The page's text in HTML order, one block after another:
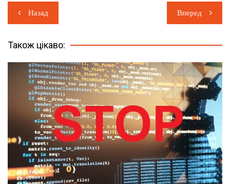
Навігація
записів
Назад Вперед
Також цікаво: